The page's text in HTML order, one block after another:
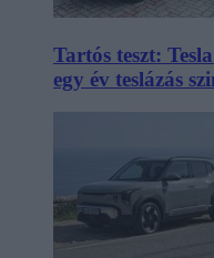
Tartós teszt:
egy év teslázás